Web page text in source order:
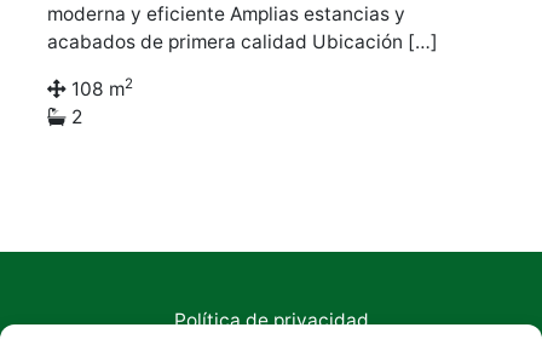
moderna y eficiente Amplias estancias y
acabados de primera calidad Ubicación […]
108 m2
2
Política de privacidad